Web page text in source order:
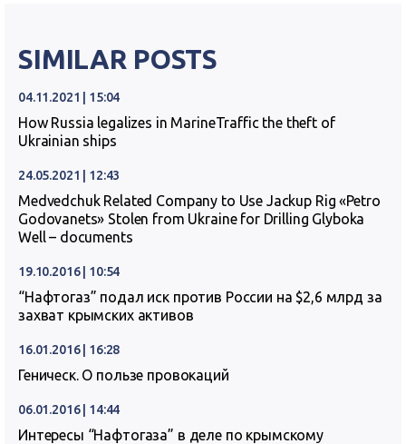
SIMILAR POSTS
04.11.2021 | 15:04
How Russia legalizes in MarineTraffic the theft of
Ukrainian ships
24.05.2021 | 12:43
Medvedchuk Related Company to Use Jackup Rig «Petro
Godovanets» Stolen from Ukraine for Drilling Glyboka
Well – documents
19.10.2016 | 10:54
“Нафтогаз” подал иск против России на $2,6 млрд за
захват крымских активов
16.01.2016 | 16:28
Геническ. О пользе провокаций
06.01.2016 | 14:44
Интересы “Нафтогаза” в деле по крымскому